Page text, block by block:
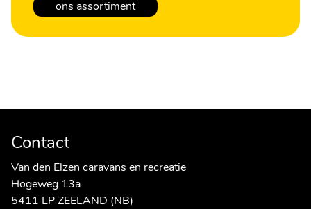
ons assortiment
Contact
Van den Elzen caravans en recreatie
Hogeweg 13a
5411 LP ZEELAND (NB)